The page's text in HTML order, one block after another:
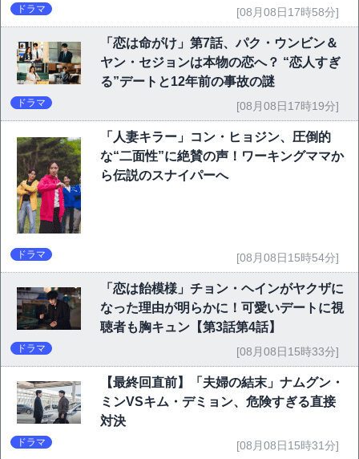
ドラマ [08月08日17時58分]
「恋は命がけ」第7話、パク・ウンビン＆
ヤン・セジョンは本物の恋へ？ “恋人すぎ
る”デートと12年前の事故の謎
ドラマ [08月08日17時19分]
「人妻キラー」コン・ヒョジン、圧倒的
な“二面性”に絶賛の声！ワーキングママか
ら伝説のスナイパーへ
ドラマ [08月08日15時54分]
「恋は飴模様」チョン・ヘインがヤクザに
なった理由が明らかに！可愛いデートに視
聴者も胸キュン【第3話第4話】
ドラマ [08月08日15時33分]
【最終回直前】「夫婦の結末」ナムグン・
ミンVSキム・デミョン、危険すぎる直接
対決
ドラマ [08月08日15時31分]